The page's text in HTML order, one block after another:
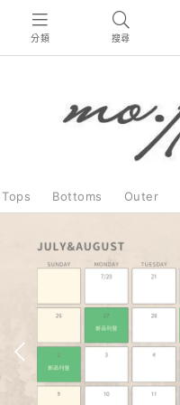
分類 搜尋
Tops Bottoms Outer